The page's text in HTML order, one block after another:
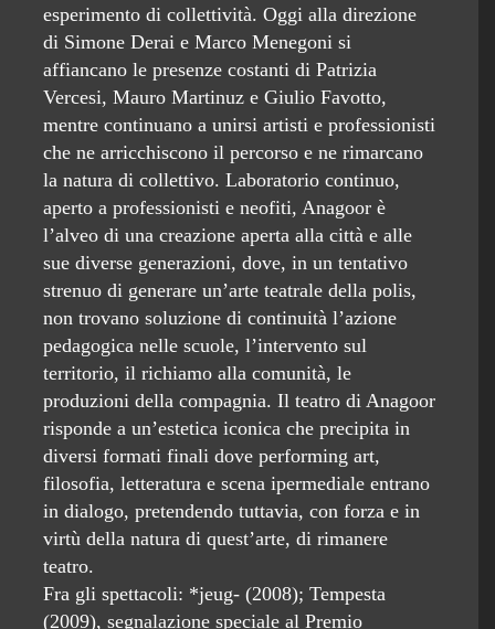
esperimento di collettività. Oggi alla direzione
di Simone Derai e Marco Menegoni si
affiancano le presenze costanti di Patrizia
Vercesi, Mauro Martinuz e Giulio Favotto,
mentre continuano a unirsi artisti e professionisti
che ne arricchiscono il percorso e ne rimarcano
la natura di collettivo. Laboratorio continuo,
aperto a professionisti e neofiti, Anagoor è
l’alveo di una creazione aperta alla città e alle
sue diverse generazioni, dove, in un tentativo
strenuo di generare un’arte teatrale della polis,
non trovano soluzione di continuità l’azione
pedagogica nelle scuole, l’intervento sul
territorio, il richiamo alla comunità, le
produzioni della compagnia. Il teatro di Anagoor
risponde a un’estetica iconica che precipita in
diversi formati finali dove performing art,
filosofia, letteratura e scena ipermediale entrano
in dialogo, pretendendo tuttavia, con forza e in
virtù della natura di quest’arte, di rimanere
teatro.
Fra gli spettacoli: *jeug- (2008); Tempesta
(2009), segnalazione speciale al Premio